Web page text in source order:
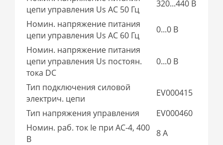
цепи управления Us AC 50 Гц
320...440 В
Номин. напряжение питания
цепи управления Us AC 60 Гц
0...0 В
Номин. напряжение питания
цепи управления Us постоян.
тока DC
0...0 В
Тип подключения силовой
электрич. цепи
EV000415
Тип напряжения управления
EV000460
Номин. раб. ток Ie при AC-4, 400
В
8 А